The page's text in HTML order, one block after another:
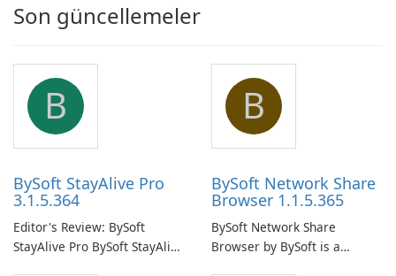
Son güncellemeler
B
BySoft StayAlive Pro
3.1.5.364
Editor's Review: BySoft
StayAlive Pro BySoft StayAlive
B
BySoft Network Share
Browser 1.1.5.365
BySoft Network Share
Browser by BySoft is a